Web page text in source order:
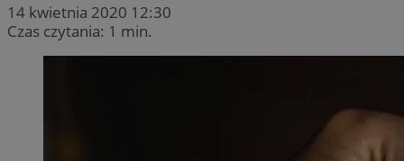
14 kwietnia 2020 12:30
Czas czytania: 1 min.